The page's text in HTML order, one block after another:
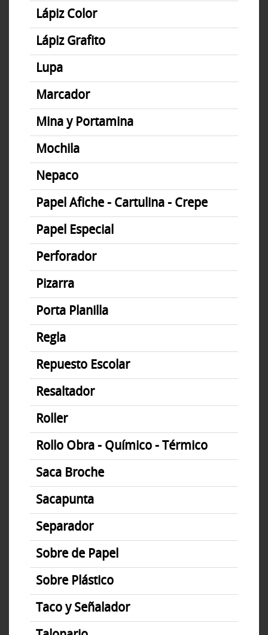
Lápiz Color
Lápiz Grafito
Lupa
Marcador
Mina y Portamina
Mochila
Nepaco
Papel Afiche - Cartulina - Crepe
Papel Especial
Perforador
Pizarra
Porta Planilla
Regla
Repuesto Escolar
Resaltador
Roller
Rollo Obra - Químico - Térmico
Saca Broche
Sacapunta
Separador
Sobre de Papel
Sobre Plástico
Taco y Señalador